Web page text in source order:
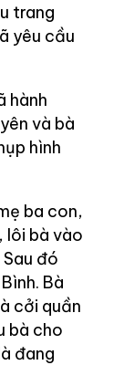
trang
yêu cầu
hành
và bà
hình
ba con,
lôi bà vào
đó
Bà
cởi quần
bà cho
đang